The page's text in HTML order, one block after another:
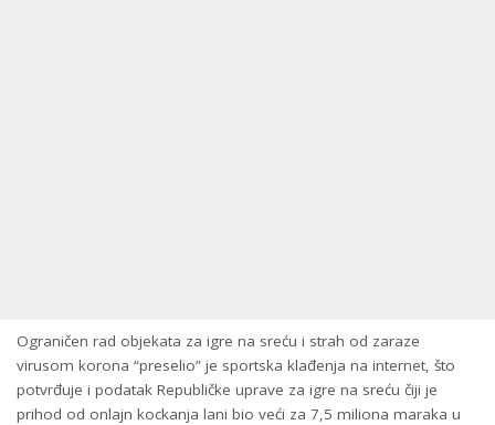
Ograničen rad objekata za igre na sreću i strah od zaraze
virusom korona “preselio” je sportska klađenja na internet, što
potvrđuje i podatak Republičke uprave za igre na sreću čiji je
prihod od onlajn kockanja lani bio veći za 7,5 miliona maraka u